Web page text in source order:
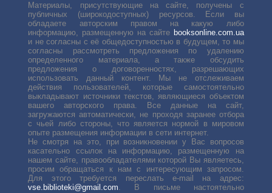
Материалы, присутствующие на сайте, получены с
публичных (широкодоступных) ресурсов. Если вы
обладаете авторским правом на какую либо
информацию, размещенную на сайте booksonline.com.ua
и не согласны с её общедоступностью в будущем, то мы
согласны рассмотреть предложения по удалению
определенного материала, а также обсудить
предложения о договоренностях, разрешающих
использовать данный контент. Мы не отслеживаем
действия пользователей, которые самостоятельно
выкладывают источники текстов, являющиеся объектом
вашего авторского права. Все данные на сайт,
загружаются автоматически, не проходя заранее отбора
с чьей либо стороны, что является нормой в мировом
опыте размещения информации в сети интернет.
Не смотря на это, при возникновении у Вас вопросов
касательно ссылок на информацию, размещенную на
нашем сайте, правообладателями которой Вы являетесь,
просим обращаться к нам с интересующим запросом.
Для этого требуется переслать е-mail на адрес:
vse.biblioteki@gmail.com. В письме настоятельно